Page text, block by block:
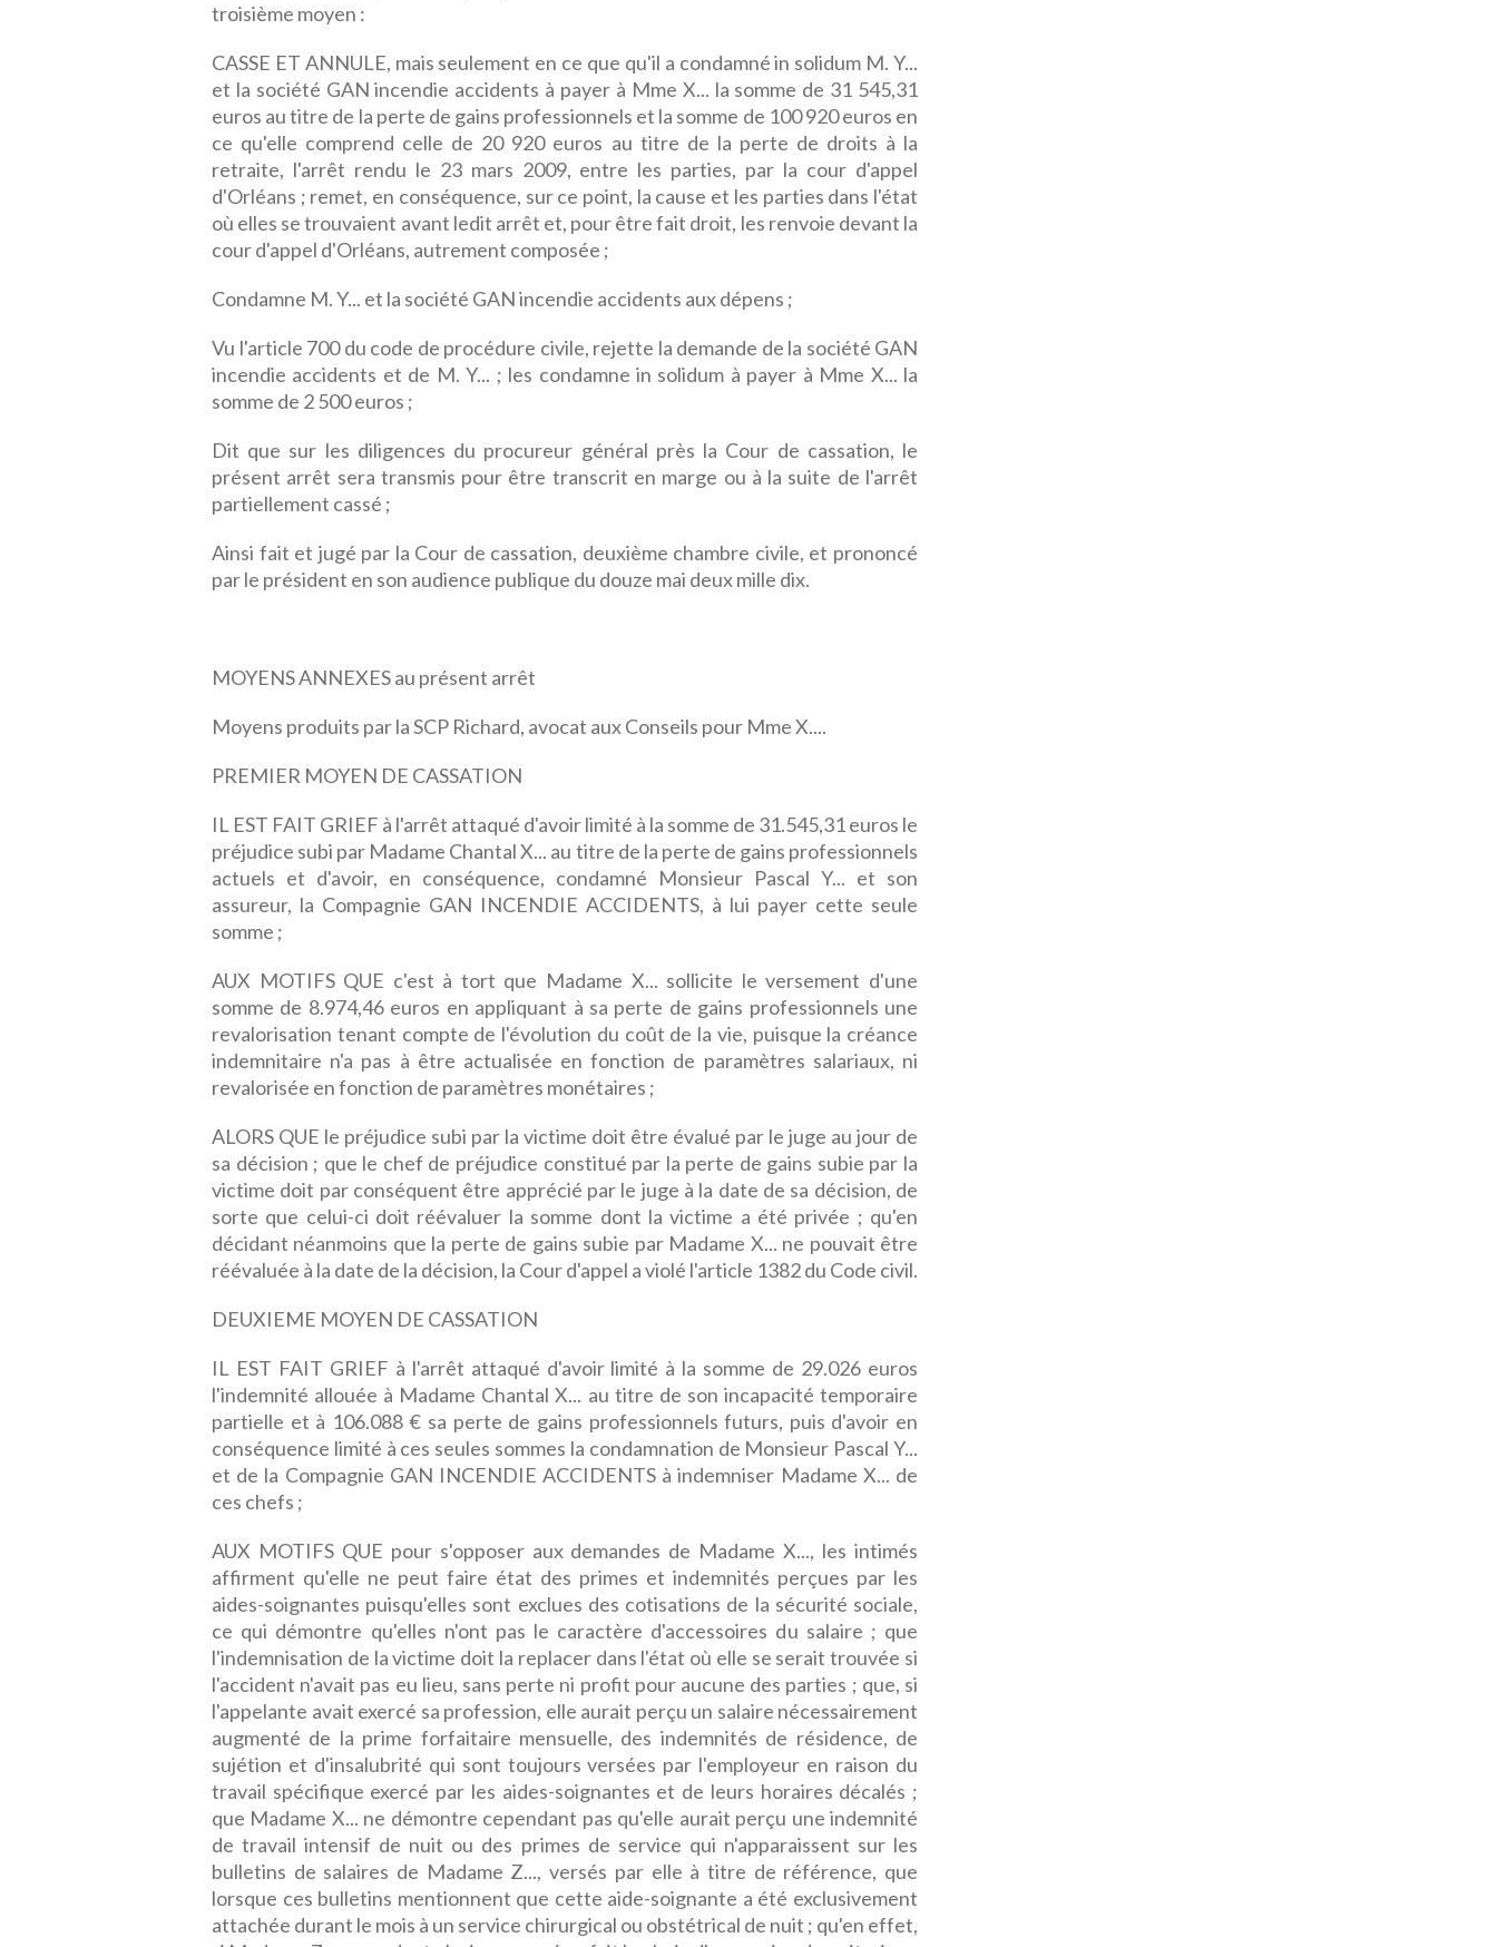
troisième moyen :
CASSE ET ANNULE, mais seulement en ce que qu'il a condamné in solidum M. Y...
et la société GAN incendie accidents à payer à Mme X... la somme de 31 545,31
euros au titre de la perte de gains professionnels et la somme de 100 920 euros en
ce qu'elle comprend celle de 20 920 euros au titre de la perte de droits à la
retraite, l'arrêt rendu le 23 mars 2009, entre les parties, par la cour d'appel
d'Orléans ; remet, en conséquence, sur ce point, la cause et les parties dans l'état
où elles se trouvaient avant ledit arrêt et, pour être fait droit, les renvoie devant la
cour d'appel d'Orléans, autrement composée ;
Condamne M. Y... et la société GAN incendie accidents aux dépens ;
Vu l'article 700 du code de procédure civile, rejette la demande de la société GAN
incendie accidents et de M. Y... ; les condamne in solidum à payer à Mme X... la
somme de 2 500 euros ;
Dit que sur les diligences du procureur général près la Cour de cassation, le
présent arrêt sera transmis pour être transcrit en marge ou à la suite de l'arrêt
partiellement cassé ;
Ainsi fait et jugé par la Cour de cassation, deuxième chambre civile, et prononcé
par le président en son audience publique du douze mai deux mille dix.
MOYENS ANNEXES au présent arrêt
Moyens produits par la SCP Richard, avocat aux Conseils pour Mme X....
PREMIER MOYEN DE CASSATION
IL EST FAIT GRIEF à l'arrêt attaqué d'avoir limité à la somme de 31.545,31 euros le
préjudice subi par Madame Chantal X... au titre de la perte de gains professionnels
actuels et d'avoir, en conséquence, condamné Monsieur Pascal Y... et son
assureur, la Compagnie GAN INCENDIE ACCIDENTS, à lui payer cette seule
somme ;
AUX MOTIFS QUE c'est à tort que Madame X... sollicite le versement d'une
somme de 8.974,46 euros en appliquant à sa perte de gains professionnels une
revalorisation tenant compte de l'évolution du coût de la vie, puisque la créance
indemnitaire n'a pas à être actualisée en fonction de paramètres salariaux, ni
revalorisée en fonction de paramètres monétaires ;
ALORS QUE le préjudice subi par la victime doit être évalué par le juge au jour de
sa décision ; que le chef de préjudice constitué par la perte de gains subie par la
victime doit par conséquent être apprécié par le juge à la date de sa décision, de
sorte que celui-ci doit réévaluer la somme dont la victime a été privée ; qu'en
décidant néanmoins que la perte de gains subie par Madame X... ne pouvait être
réévaluée à la date de la décision, la Cour d'appel a violé l'article 1382 du Code civil.
DEUXIEME MOYEN DE CASSATION
IL EST FAIT GRIEF à l'arrêt attaqué d'avoir limité à la somme de 29.026 euros
l'indemnité allouée à Madame Chantal X... au titre de son incapacité temporaire
partielle et à 106.088 € sa perte de gains professionnels futurs, puis d'avoir en
conséquence limité à ces seules sommes la condamnation de Monsieur Pascal Y...
et de la Compagnie GAN INCENDIE ACCIDENTS à indemniser Madame X... de
ces chefs ;
AUX MOTIFS QUE pour s'opposer aux demandes de Madame X..., les intimés
affirment qu'elle ne peut faire état des primes et indemnités perçues par les
aides-soignantes puisqu'elles sont exclues des cotisations de la sécurité sociale,
ce qui démontre qu'elles n'ont pas le caractère d'accessoires du salaire ; que
l'indemnisation de la victime doit la replacer dans l'état où elle se serait trouvée si
l'accident n'avait pas eu lieu, sans perte ni profit pour aucune des parties ; que, si
l'appelante avait exercé sa profession, elle aurait perçu un salaire nécessairement
augmenté de la prime forfaitaire mensuelle, des indemnités de résidence, de
sujétion et d'insalubrité qui sont toujours versées par l'employeur en raison du
travail spécifique exercé par les aides-soignantes et de leurs horaires décalés ;
que Madame X... ne démontre cependant pas qu'elle aurait perçu une indemnité
de travail intensif de nuit ou des primes de service qui n'apparaissent sur les
bulletins de salaires de Madame Z..., versés par elle à titre de référence, que
lorsque ces bulletins mentionnent que cette aide-soignante a été exclusivement
attachée durant le mois à un service chirurgical ou obstétrical de nuit ; qu'en effet,